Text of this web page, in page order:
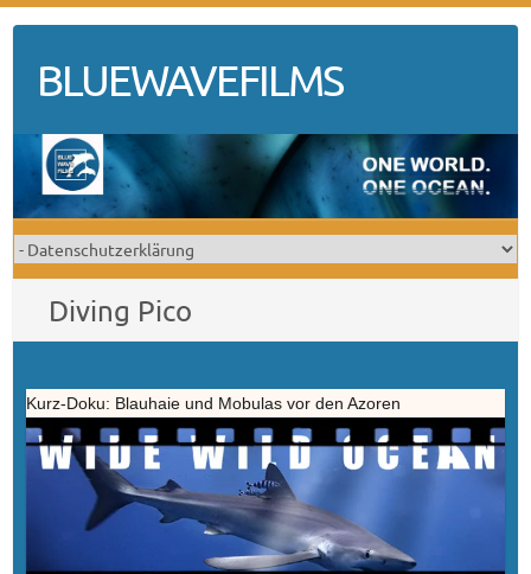
contentBLUEWAVEFILMS
Diving Pico
Kurz-Doku: Blauhaie und Mobulas vor den Azoren